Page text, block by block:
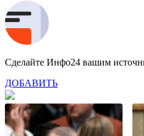
Сделайте Инфо24 вашим
ДОБАВИТЬ